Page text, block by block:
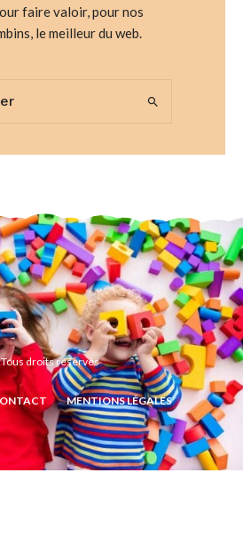
faire valoir, pour nos
le meilleur du web.
droits réservés
MENTIONS LÉGALES